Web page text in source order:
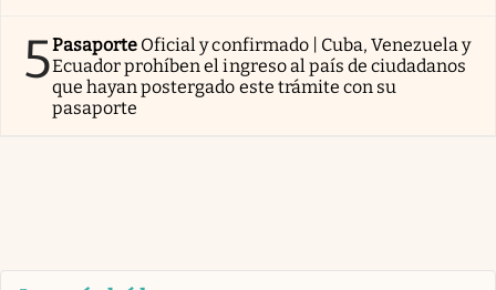
5Pasaporte Oficial y confirmado | Cuba, Venezuela y
Ecuador prohíben el ingreso al país de ciudadanos
que hayan postergado este trámite con su
pasaporte